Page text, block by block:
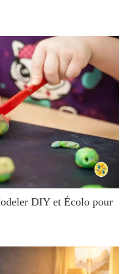
DIY et Écolo pour